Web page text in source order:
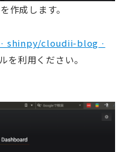
作成します。
shinpy/cloudii-blog ·
を利用ください。